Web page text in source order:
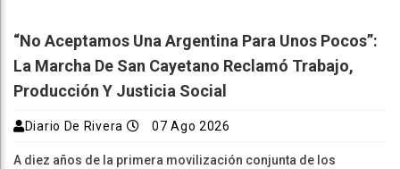
“No Aceptamos Una Argentina Para Unos Pocos”:
La Marcha De San Cayetano Reclamó Trabajo,
Producción Y Justicia Social
Diario De Rivera 07 Ago 2026
A diez años de la primera movilización conjunta de los